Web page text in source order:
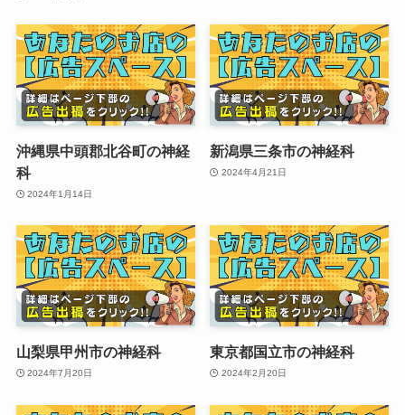
沖縄県中頭郡北谷町の神経
科
2024年1月14日
新潟県三条市の神経科
2024年4月21日
山梨県甲州市の神経科
2024年7月20日
東京都国立市の神経科
2024年2月20日